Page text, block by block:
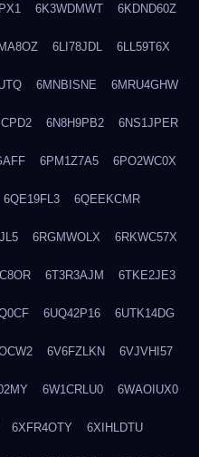
6K3WDMWT 6KDND60Z
6LI78JDL 6LL59T6X
6MNBISNE 6MRU4GHW
6N8H9PB2 6NS1JPER
6PM1Z7A5 6PO2WC0X
6QE19FL3 6QEEKCMR
6RGMWOLX 6RKWC57X
6T3R3AJM 6TKE2JE3
6UQ42P16 6UTK14DG
6V6FZLKN 6VJVHI57
6W1CRLU0 6WAOIUX0
6XFR4OTY 6XIHLDTU